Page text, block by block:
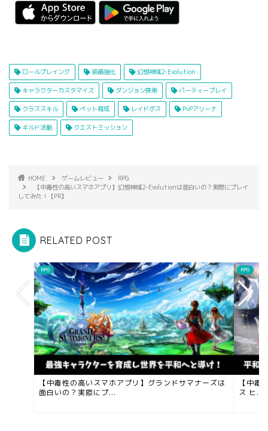
ロールプレイング 装備強化 幻想神域2-Evolution
キャラクターカスタマイズ ダンジョン探索 パーティープレイ
クラススキル ペット育成 レイドボス PvPアリーナ
ギルド活動 クエストミッション
HOME ゲームレビュー
RPG
【中毒性の高いスマホアプリ】幻想神域2-Evolutionは面白いの？実際にプレイ
してみた！【PR】
RELATED POST
RPG
【中毒性の高いスマホアプリ】グランドサマナーズは
面白いの？実際にプ...
RPG
【中
ス ヒ...